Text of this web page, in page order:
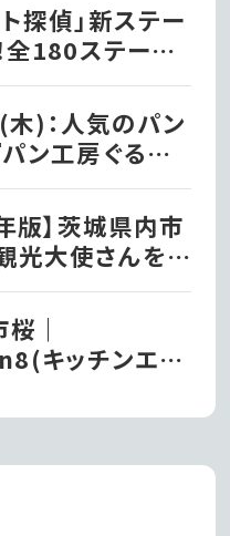
ト探偵」新ステー
180ステージ・
推理力を試そう
)：人気のパン
ン工房ぐるぐる
として水戸市笠
プン!!
版】茨城県内市
光大使さんを
｜
キッチンエイ